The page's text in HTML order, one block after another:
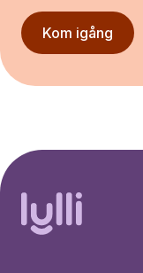
Kom igång